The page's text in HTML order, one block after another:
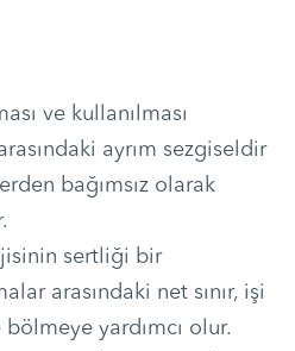
ve kullanılması
ayrım sezgiseldir
bağımsız olarak
sertliği bir
arasındaki net sınır, işi
yardımcı olur.